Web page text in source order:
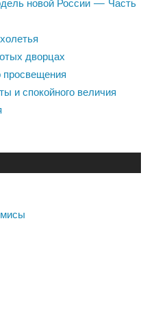
новой России — Часть
дворцах
просвещения
и спокойного величия